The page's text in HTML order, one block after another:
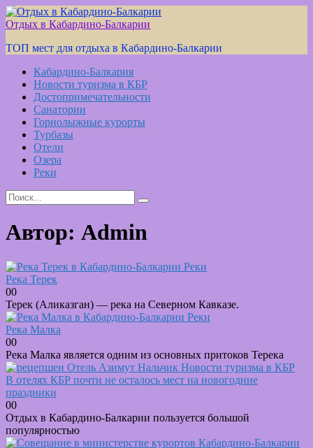
Skip
to
Отдых в Кабардино-Балкарии
ТОП мест для отдыха в Кабардино-Балкарии
Кабардино-Балкария
Новости туризма в КБР
Достопримечательности
Санатории
Горнолыжные курорты
Турбазы
Отели
Озера
Реки
Search
for:
Автор: Admin
Реки
Река Терек
00
Терек (Аликазган) — река на Северном Кавказе.
Реки
Река Малка
00
Река Малка является одним из основных притоков Терека
Новости туризма в КБР
В отелях КБР почти не осталось мест на новогодние
праздники
00
Отдых в Кабардино-Балкарии пользуется большой
популярностью